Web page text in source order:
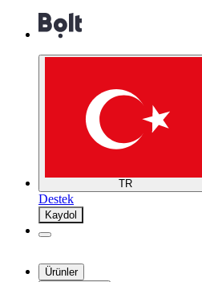
TR
Destek
Kaydol
Ürünler